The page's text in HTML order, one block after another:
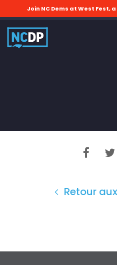
Join NC Dems at West Fest,
Retour